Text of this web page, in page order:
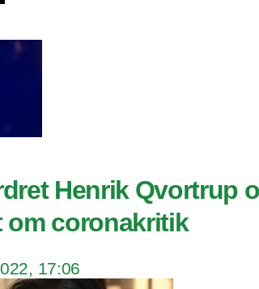
Henrik Qvortrup
om coronakritik
17:06